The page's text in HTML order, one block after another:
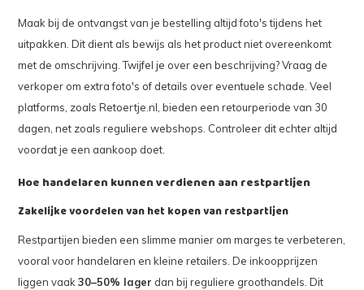
Maak bij de ontvangst van je bestelling altijd foto's tijdens het
uitpakken. Dit dient als bewijs als het product niet overeenkomt
met de omschrijving. Twijfel je over een beschrijving? Vraag de
verkoper om extra foto's of details over eventuele schade. Veel
platforms, zoals Retoertje.nl, bieden een retourperiode van 30
dagen, net zoals reguliere webshops. Controleer dit echter altijd
voordat je een aankoop doet.
Hoe handelaren kunnen verdienen aan restpartijen
Zakelijke voordelen van het kopen van restpartijen
Restpartijen bieden een slimme manier om marges te verbeteren,
vooral voor handelaren en kleine retailers. De inkoopprijzen
liggen vaak30–50% lager dan bij reguliere groothandels. Dit